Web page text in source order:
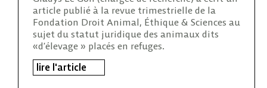
article publié à la revue trimestrielle de la
Fondation Droit Animal, Éthique & Sciences au
sujet du statut juridique des animaux dits
«d’élevage » placés en refuges.
lire l'article